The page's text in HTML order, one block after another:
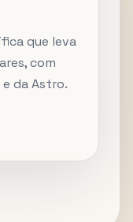
que leva
com
da Astro.